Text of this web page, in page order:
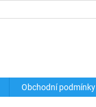
Obchodní podmínky